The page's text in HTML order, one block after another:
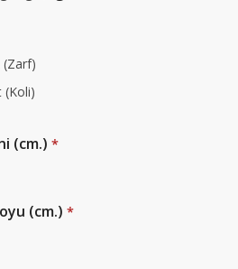
(Zarf)
(Koli)
(cm.)*
(cm.)*